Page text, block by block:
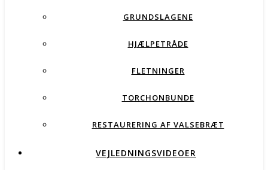
GRUNDSLAGENE
HJÆLPETRÅDE
FLETNINGER
TORCHONBUNDE
RESTAURERING AF VALSEBRÆT
VEJLEDNINGSVIDEOER